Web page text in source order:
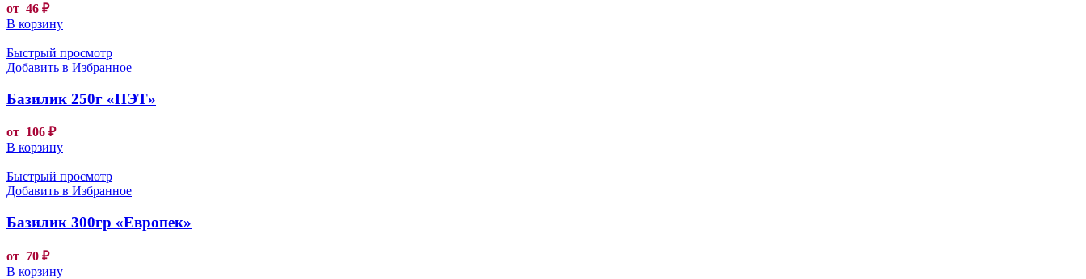
от 46 ₽
В корзину
Быстрый просмотр
Добавить в Избранное
Базилик 250г «ПЭТ»
от 106 ₽
В корзину
Быстрый просмотр
Добавить в Избранное
Базилик 300гр «Европек»
от 70 ₽
В корзину